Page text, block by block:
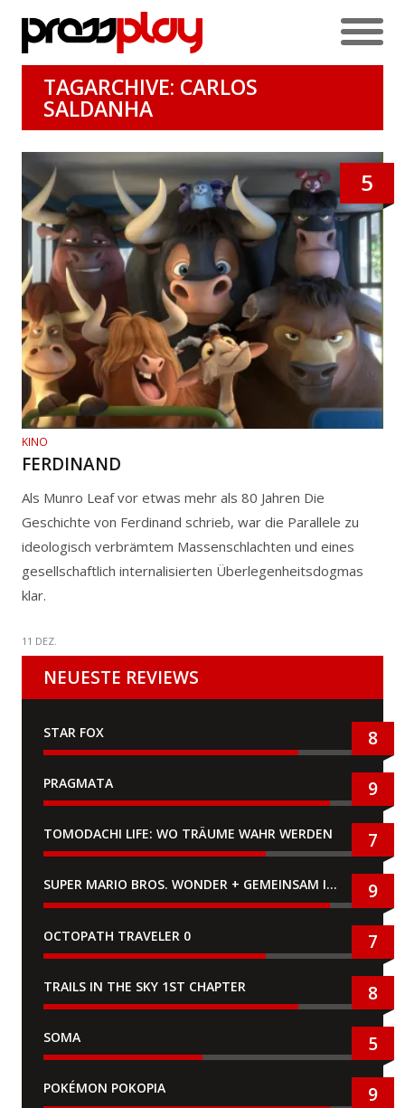
TAGARCHIVE: CARLOS
SALDANHA
5
KINO
FERDINAND
Als Munro Leaf vor etwas mehr als 80 Jahren Die
Geschichte von Ferdinand schrieb, war die Parallele zu
ideologisch verbrämtem Massenschlachten und eines
gesellschaftlich internalisierten Überlegenheitsdogmas
klar.
11 DEZ.
NEUESTE REVIEWS
STAR FOX 8
PRAGMATA 9
TOMODACHI LIFE: WO TRÄUME WAHR WERDEN 7
SUPER MARIO BROS. WONDER + GEMEINSAM IM BELLABEL-PARK 9
OCTOPATH TRAVELER 0 7
TRAILS IN THE SKY 1ST CHAPTER 8
SOMA 5
POKÉMON POKOPIA 9